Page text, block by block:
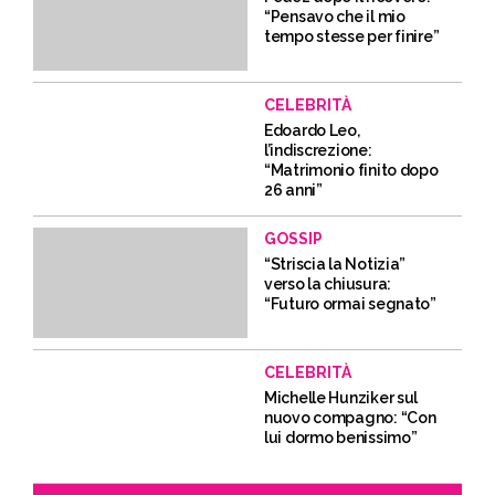
“Pensavo che il mio
tempo stesse per finire”
CELEBRITÀ
Edoardo Leo,
l’indiscrezione:
“Matrimonio finito dopo
26 anni”
GOSSIP
“Striscia la Notizia”
verso la chiusura:
“Futuro ormai segnato”
CELEBRITÀ
Michelle Hunziker sul
nuovo compagno: “Con
lui dormo benissimo”